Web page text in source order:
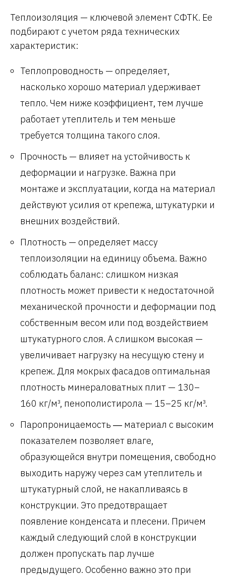
Теплоизоляция — ключевой элемент СФТК. Ее
подбирают с учетом ряда технических
характеристик:
Теплопроводность — определяет,
насколько хорошо материал удерживает
тепло. Чем ниже коэффициент, тем лучше
работает утеплитель и тем меньше
требуется толщина такого слоя.
Прочность — влияет на устойчивость к
деформации и нагрузке. Важна при
монтаже и эксплуатации, когда на материал
действуют усилия от крепежа, штукатурки и
внешних воздействий.
Плотность — определяет массу
теплоизоляции на единицу объема. Важно
соблюдать баланс: слишком низкая
плотность может привести к недостаточной
механической прочности и деформации под
собственным весом или под воздействием
штукатурного слоя. А слишком высокая —
увеличивает нагрузку на несущую стену и
крепеж. Для мокрых фасадов оптимальная
плотность минераловатных плит — 130–
160 кг/м³, пенополистирола — 15–25 кг/м³.
Паропроницаемость ― материал с высоким
показателем позволяет влаге,
образующейся внутри помещения, свободно
выходить наружу через сам утеплитель и
штукатурный слой, не накапливаясь в
конструкции. Это предотвращает
появление конденсата и плесени. Причем
каждый следующий слой в конструкции
должен пропускать пар лучше
предыдущего. Особенно важно это при